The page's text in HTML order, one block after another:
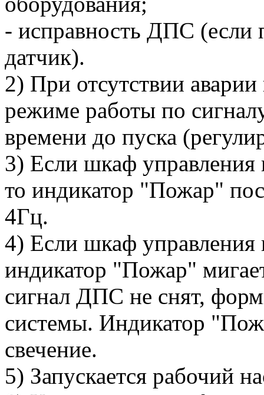
- исправность ДПС
датчик).
2) При отсутствии
режиме работы по
времени до пуска
3) Если шкаф управления
то индикатор "Пожар"
4Гц.
4) Если шкаф управления
индикатор "Пожар"
сигнал ДПС не снят,
системы. Индикатор
свечение.
5) Запускается рабочий